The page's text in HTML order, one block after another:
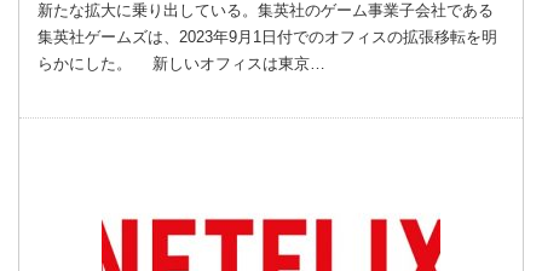
新たな拡大に乗り出している。集英社のゲーム事業子会社である
集英社ゲームズは、2023年9月1日付でのオフィスの拡張移転を明
らかにした。 新しいオフィスは東京…